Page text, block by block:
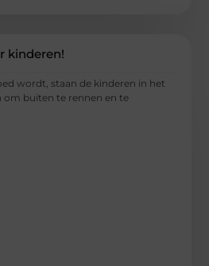
kinderen!
wordt, staan de kinderen in het
om buiten te rennen en te